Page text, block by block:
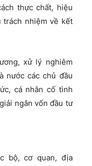
thực chất, hiệu
trách nhiệm về kết
xử lý nghiêm
nước các chủ đầu
cá nhân cố tình
ngân vốn đầu tư
bộ, cơ quan, địa